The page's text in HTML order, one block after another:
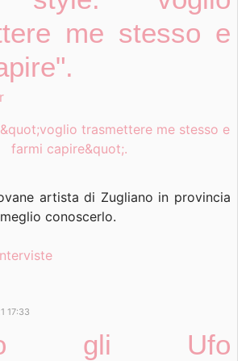
me stesso e
artista di Zugliano in provincia
conoscerlo.
17:33
gli Ufo